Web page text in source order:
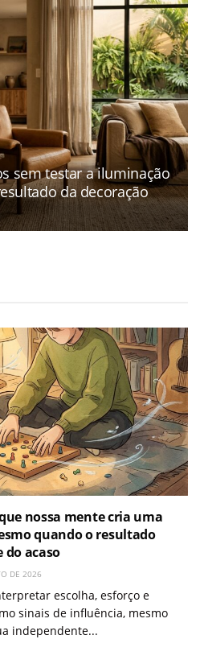
sem testar a iluminação
da decoração
nossa mente cria uma
quando o resultado
acaso
DE 2026
escolha, esforço e
sinais de influência, mesmo
independente...